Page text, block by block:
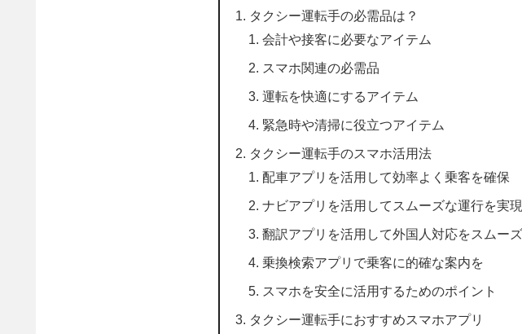
タクシー運転手の必需品は？
会計や接客に必要なアイテム
スマホ関連の必需品
運転を快適にするアイテム
緊急時や清掃に役立つアイテム
タクシー運転手のスマホ活用法
配車アプリを活用して効率よく乗客を確保
ナビアプリを活用してスムーズな運行を実現
翻訳アプリを活用して外国人対応をスムー
乗換検索アプリで乗客に的確な案内を
スマホを安全に活用するためのポイント
タクシー運転手におすすめスマホアプリ